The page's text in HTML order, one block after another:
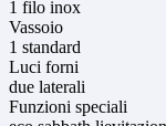
1 filo inox
Vassoio
1 standard
Luci forni
due laterali
Funzioni speciali